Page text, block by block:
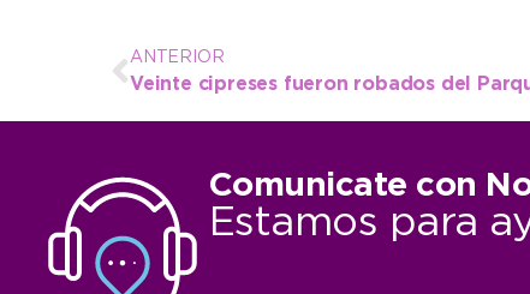
ANTERIOR
Comunicate con
Estamos para